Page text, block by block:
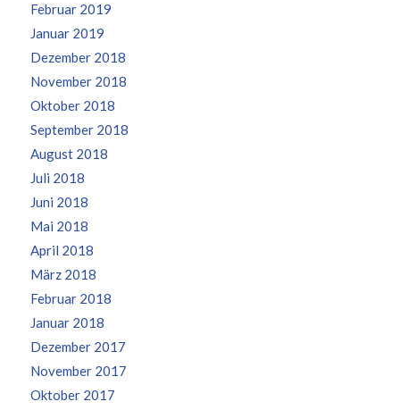
Februar 2019
Januar 2019
Dezember 2018
November 2018
Oktober 2018
September 2018
August 2018
Juli 2018
Juni 2018
Mai 2018
April 2018
März 2018
Februar 2018
Januar 2018
Dezember 2017
November 2017
Oktober 2017